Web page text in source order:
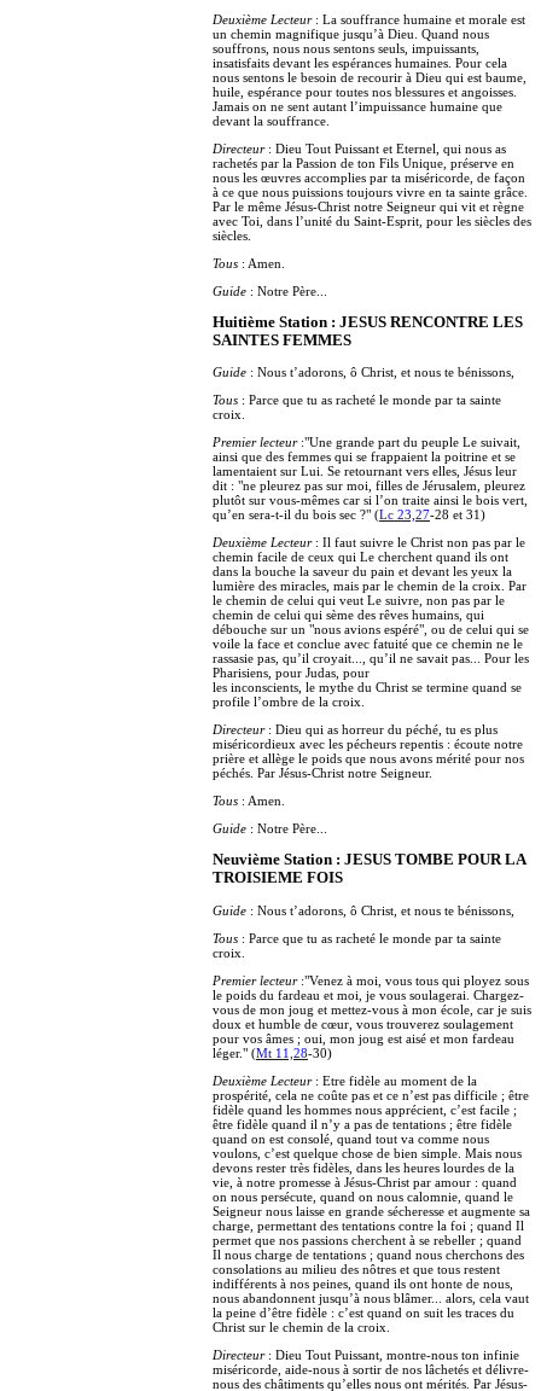
Deuxième Lecteur: La souffrance humaine et morale est
un chemin magnifique jusqu’à Dieu. Quand nous
souffrons, nous nous sentons seuls, impuissants,
insatisfaits devant les espérances humaines. Pour cela
nous sentons le besoin de recourir à Dieu qui est baume,
huile, espérance pour toutes nos blessures et angoisses.
Jamais on ne sent autant l’impuissance humaine que
devant la souffrance.
Directeur: Dieu Tout Puissant et Eternel, qui nous as
rachetés par la Passion de ton Fils Unique, préserve en
nous les œuvres accomplies par ta miséricorde, de façon
à ce que nous puissions toujours vivre en ta sainte grâce.
Par le même Jésus-Christ notre Seigneur qui vit et règne
avec Toi, dans l’unité du Saint-Esprit, pour les siècles des
siècles.
Tous : Amen.
Guide : Notre Père...
Huitième Station : JESUS RENCONTRE LES
SAINTES FEMMES
Guide : Nous t’adorons, ô Christ, et nous te bénissons,
Tous : Parce que tu as racheté le monde par ta sainte
croix.
Premier lecteur:"Une grande part du peuple Le suivait,
ainsi que des femmes qui se frappaient la poitrine et se
lamentaient sur Lui. Se retournant vers elles, Jésus leur
dit : "ne pleurez pas sur moi, filles de Jérusalem, pleurez
plutôt sur vous-mêmes car si l’on traite ainsi le bois vert,
qu’en sera-t-il du bois sec ?" (Lc 23,27-28 et 31)
Deuxième Lecteur: Il faut suivre le Christ non pas par le
chemin facile de ceux qui Le cherchent quand ils ont
dans la bouche la saveur du pain et devant les yeux la
lumière des miracles, mais par le chemin de la croix. Par
le chemin de celui qui veut Le suivre, non pas par le
chemin de celui qui sème des rêves humains, qui
débouche sur un "nous avions espéré", ou de celui qui se
voile la face et conclue avec fatuité que ce chemin ne le
rassasie pas, qu’il croyait..., qu’il ne savait pas... Pour les
Pharisiens, pour Judas, pour
les inconscients, le mythe du Christ se termine quand se
profile l’ombre de la croix.
Directeur: Dieu qui as horreur du péché, tu es plus
miséricordieux avec les pécheurs repentis : écoute notre
prière et allège le poids que nous avons mérité pour nos
péchés. Par Jésus-Christ notre Seigneur.
Tous : Amen.
Guide : Notre Père...
Neuvième Station : JESUS TOMBE POUR LA
TROISIEME FOIS
Guide : Nous t’adorons, ô Christ, et nous te bénissons,
Tous : Parce que tu as racheté le monde par ta sainte
croix.
Premier lecteur:"Venez à moi, vous tous qui ployez sous
le poids du fardeau et moi, je vous soulagerai. Chargez-
vous de mon joug et mettez-vous à mon école, car je suis
doux et humble de cœur, vous trouverez soulagement
pour vos âmes ; oui, mon joug est aisé et mon fardeau
léger." (Mt 11,28-30)
Deuxième Lecteur: Etre fidèle au moment de la
prospérité, cela ne coûte pas et ce n’est pas difficile ; être
fidèle quand les hommes nous apprécient, c’est facile ;
être fidèle quand il n’y a pas de tentations ; être fidèle
quand on est consolé, quand tout va comme nous
voulons, c’est quelque chose de bien simple. Mais nous
devons rester très fidèles, dans les heures lourdes de la
vie, à notre promesse à Jésus-Christ par amour : quand
on nous persécute, quand on nous calomnie, quand le
Seigneur nous laisse en grande sécheresse et augmente sa
charge, permettant des tentations contre la foi ; quand Il
permet que nos passions cherchent à se rebeller ; quand
Il nous charge de tentations ; quand nous cherchons des
consolations au milieu des nôtres et que tous restent
indifférents à nos peines, quand ils ont honte de nous,
nous abandonnent jusqu’à nous blâmer... alors, cela vaut
la peine d’être fidèle : c’est quand on suit les traces du
Christ sur le chemin de la croix.
Directeur: Dieu Tout Puissant, montre-nous ton infinie
miséricorde, aide-nous à sortir de nos lâchetés et délivre-
nous des châtiments qu’elles nous ont mérités. Par Jésus-